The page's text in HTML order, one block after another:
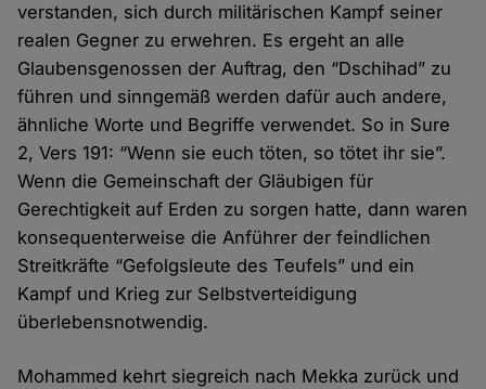
verstanden, sich durch militärischen Kampf seiner
realen Gegner zu erwehren. Es ergeht an alle
Glaubensgenossen der Auftrag, den “Dschihad” zu
führen und sinngemäß werden dafür auch andere,
ähnliche Worte und Begriffe verwendet. So in Sure
2, Vers 191: “Wenn sie euch töten, so tötet ihr sie”.
Wenn die Gemeinschaft der Gläubigen für
Gerechtigkeit auf Er­den zu sorgen hatte, dann waren
konsequenterweise die Anführer der feindlichen
Streitkräfte “Gefolgsleute des Teufels” und ein
Kampf und Krieg zur Selbstverteidigung
überlebensnotwendig.
Mohammed kehrt siegreich nach Mekka zurück und